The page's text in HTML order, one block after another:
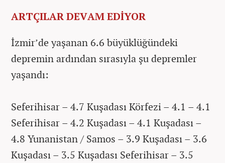
ARTÇILAR DEVAM EDİYOR
İzmir’de yaşanan 6.6 büyüklüğündeki
depremin ardından sırasıyla şu depremler
yaşandı:
Seferihisar – 4.7 Kuşadası Körfezi – 4.1 – 4.1
Seferihisar – 4.2 Kuşadası – 4.1 Kuşadası –
4.8 Yunanistan / Samos – 3.9 Kuşadası – 3.6
Kuşadası – 3.5 Kuşadası Seferihisar – 3.5